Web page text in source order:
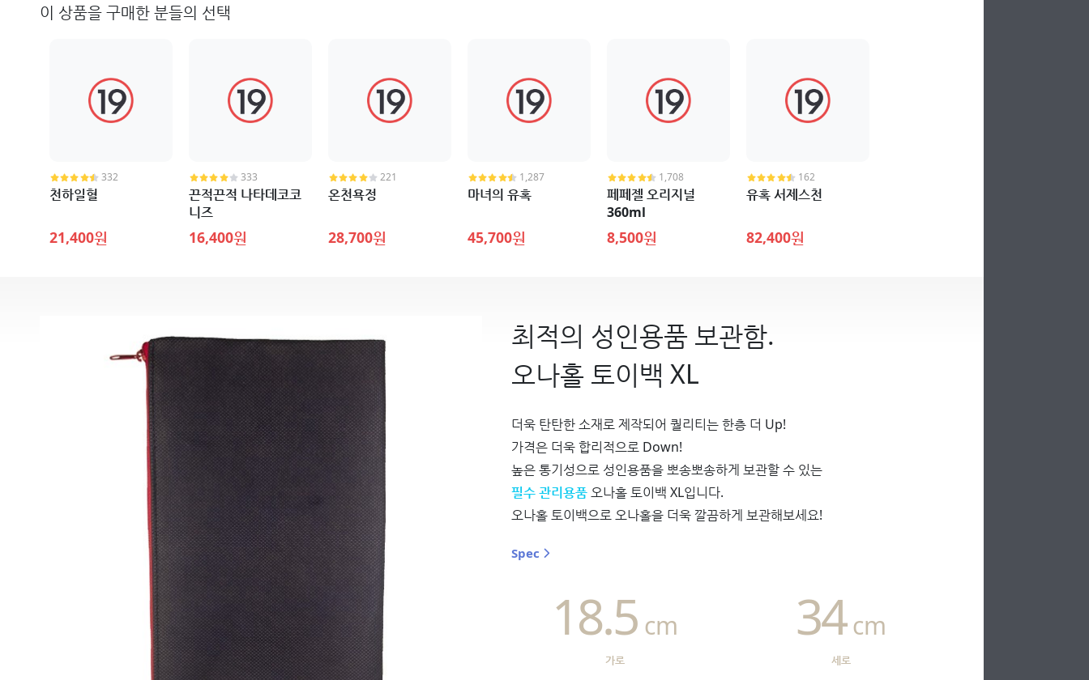
이 상품을 구매한 분들의 선택
332
천하일혈
21,400원
333
끈적끈적 나타데코코
니즈
16,400원
221
온천욕정
28,700원
1,287
마녀의 유혹
45,700원
1,708
페페젤 오리지널
360ml
8,500원
162
유혹 서제스천
82,400원
최적의 성인용품 보관함.
오나홀 토이백 XL
더욱 탄탄한 소재로 제작되어 퀄리티는 한층 더 Up!
가격은 더욱 합리적으로 Down!
높은 통기성으로 성인용품을 뽀송뽀송하게 보관할 수 있는
필수 관리용품오나홀 토이백 XL입니다.
오나홀 토이백으로 오나홀을 더욱 깔끔하게 보관해보세요!
Spec
가로
18.5 cm
세로
34 cm